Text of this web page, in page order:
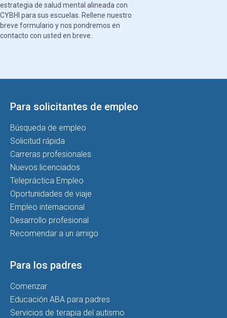
estrategia de salud mental alineada con
CYBHI para sus escuelas. Rellene nuestro
breve formulario y nos pondremos en
contacto con usted en breve.
Para solicitantes de empleo
Búsqueda de empleo
Solicitud rápida
Carreras profesionales
Nuevos licenciados
Telepráctica Empleo
Oportunidades de viaje
Empleo internacional
Desarrollo profesional
Recomendar a un amigo
Para los padres
Comenzar
Educación ABA para padres
Servicios de terapia del autismo